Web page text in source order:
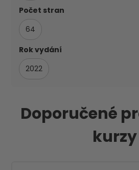
Počet stran
64
Rok vydání
2022
Doporučené
kurzy